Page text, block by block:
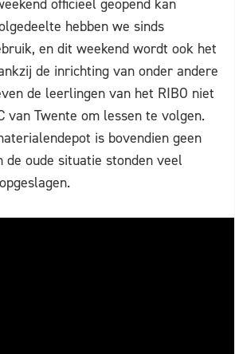
officieel geopend kan
hebben we sinds
en dit weekend wordt ook het
de inrichting van onder andere
de leerlingen van het RIBO niet
van Twente om lessen te volgen.
is bovendien geen
de oude situatie stonden veel